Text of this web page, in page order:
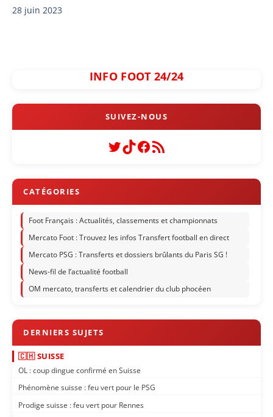
28 juin 2023
INFO FOOT 24/24
Twitter
TikTok
Facebook
Flux RSS
Foot Français : Actualités, classements et championnats
Mercato Foot : Trouvez les infos Transfert football en direct
Mercato PSG : Transferts et dossiers brûlants du Paris SG !
News-fil de l’actualité football
OM mercato, transferts et calendrier du club phocéen
🇨🇭 SUISSE
OL : coup dingue confirmé en Suisse
Phénomène suisse : feu vert pour le PSG
Prodige suisse : feu vert pour Rennes